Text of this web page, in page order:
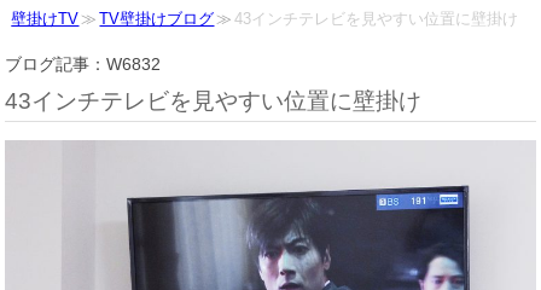
壁掛けTV TV壁掛けブログ 43インチテレビを見やすい位置に壁掛け
ブログ記事：W6832
43インチテレビを見やすい位置に壁掛け